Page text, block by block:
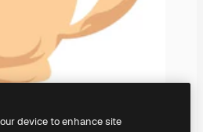
device to enhance site